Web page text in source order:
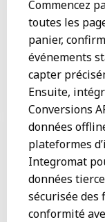
Commencez
toutes les
panier,
événements
capter
Ensuite,
Conversions
données
plateformes
Integromat
données
sécurisée des
conformité